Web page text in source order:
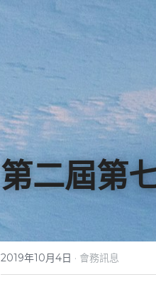
第二屆第
2019年10月4日 · 會務訊息